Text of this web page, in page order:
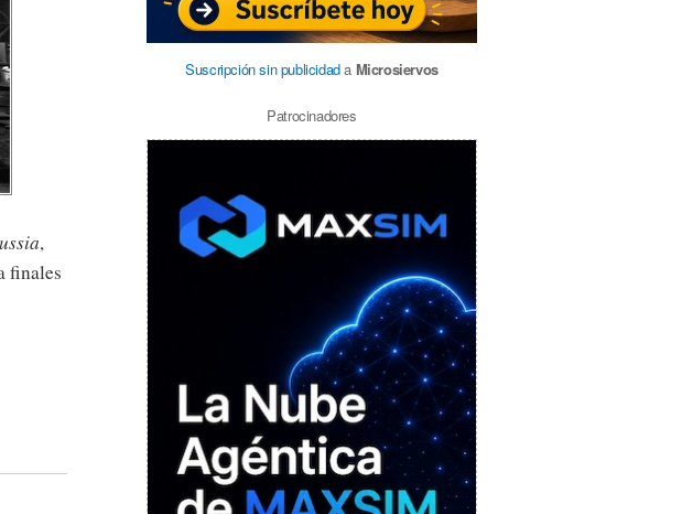
,
finales
Suscripción sin publicidada Microsiervos
Patrocinadores